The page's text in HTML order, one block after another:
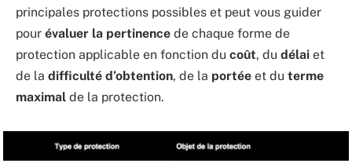
principales protections possibles et peut vous guider
pour évaluer la pertinence de chaque forme de
protection applicable en fonction du coût, du délai et
de la difficulté d’obtention, de la portée et du terme
maximal de la protection.